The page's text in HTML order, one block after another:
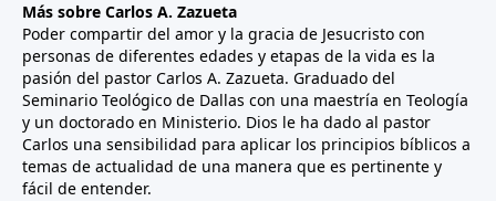
Más sobre Carlos A. Zazueta
Poder compartir del amor y la gracia de Jesucristo con
personas de diferentes edades y etapas de la vida es la
pasión del pastor Carlos A. Zazueta. Graduado del
Seminario Teológico de Dallas con una maestría en Teología
y un doctorado en Ministerio. Dios le ha dado al pastor
Carlos una sensibilidad para aplicar los principios bíblicos a
temas de actualidad de una manera que es pertinente y
fácil de entender.